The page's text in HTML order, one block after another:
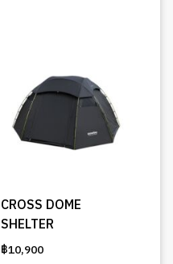
CROSS DOME
SHELTER
฿10,900